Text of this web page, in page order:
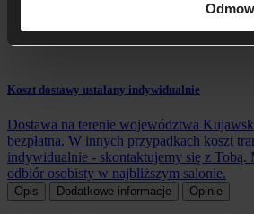
Koszt dostawy ustalany indywidualnie
Dostawa na terenie województwa
bezpłatna. W innych przypadkach koszt
indywidualnie - skontaktujemy się z Tobą.
odbiór osobisty w najbliższym salonie.
Opis Dodatkowe informacje Opinie